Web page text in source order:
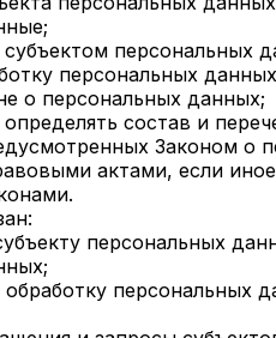
субъектом персональных
персональных
о персональных данных;
определять состав и
Законом о
актами, если
персональных
обработку